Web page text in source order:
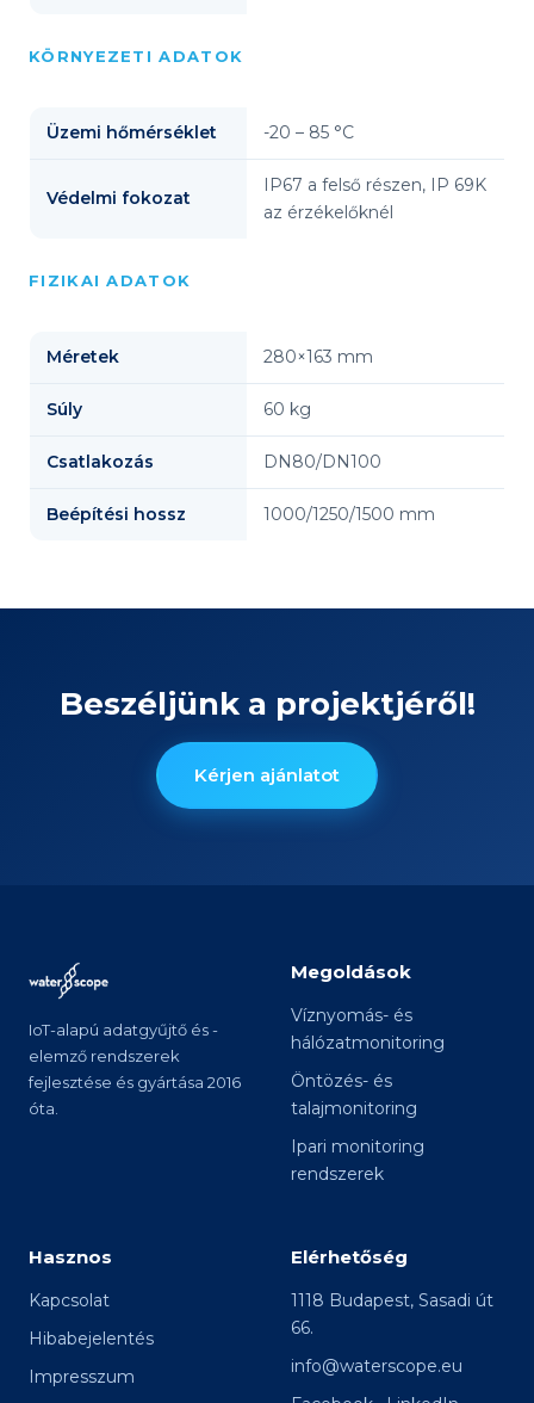
KÖRNYEZETI ADATOK
Üzemi hőmérséklet -20 – 85 °C
Védelmi fokozat
IP67 a felső részen, IP 69K
az érzékelőknél
FIZIKAI ADATOK
Méretek 280×163 mm
Súly 60 kg
Csatlakozás DN80/DN100
Beépítési hossz 1000/1250/1500 mm
Beszéljünk a projektjéről!
Kérjen ajánlatot
IoT-alapú adatgyűjtő és -
elemző rendszerek
fejlesztése és gyártása 2016
óta.
Megoldások
Víznyomás- és
hálózatmonitoring
Öntözés- és
talajmonitoring
Ipari monitoring
rendszerek
Hasznos
Kapcsolat
Hibabejelentés
Impresszum
Elérhetőség
1118 Budapest, Sasadi út
66.
info@waterscope.eu